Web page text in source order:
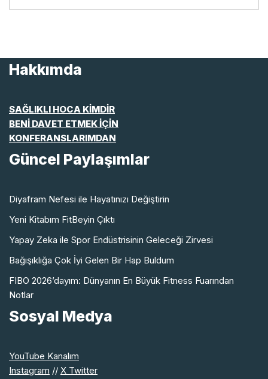
Hakkımda
SAĞLIKLI HOCA KİMDİR
BENİ DAVET ETMEK İÇİN
KONFERANSLARIMDAN
Güncel Paylaşımlar
Diyafram Nefesi ile Hayatınızı Değiştirin
Yeni Kitabım FitBeyin Çıktı
Yapay Zeka ile Spor Endüstrisinin Geleceği Zirvesi
Bağışıklığa Çok İyi Gelen Bir Hap Buldum
FIBO 2026’dayım: Dünyanın En Büyük Fitness Fuarından
Notlar
Sosyal Medya
YouTube Kanalım
Instagram // X Twitter